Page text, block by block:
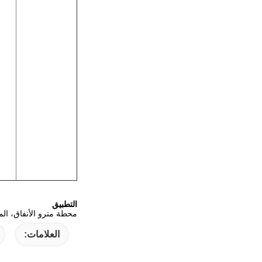
التطبيق
محطة مترو الأنفاق،
العلامات: